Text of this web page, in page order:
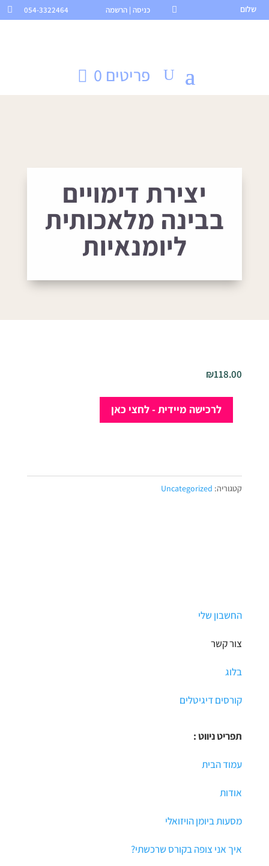
 054-3322464  כניסה | הרשמה שלום
פריטים 0
יצירת דימויים
בבינה מלאכותית
ליומנאיות
₪118.00
כמות
של
מלאכותית
לרכישה מיידית - לחצי כאן
קטגוריה: Uncategorized
החשבון שלי
צור קשר
בלוג
קורסים דיגיטלים
תפריט ניווט :
עמוד הבית
אודות
מסעות ביומן הויזואלי
איך אני צופה בקורס שרכשתי?